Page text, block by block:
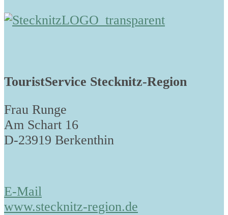
TouristService Stecknitz-Region
Frau Runge
Am Schart 16
D-23919 Berkenthin
E-Mail
www.stecknitz-region.de